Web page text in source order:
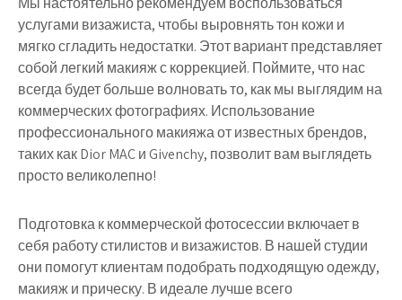
услугами визажиста, чтобы выровнять тон кожи и
мягко сгладить недостатки. Этот вариант представляет
собой легкий макияж с коррекцией. Поймите, что нас
всегда будет больше волновать то, как мы выглядим на
коммерческих фотографиях. Использование
профессионального макияжа от известных брендов,
таких как Dior MAC и Givenchy, позволит вам выглядеть
просто великолепно!
Подготовка к коммерческой фотосессии включает в
себя работу стилистов и визажистов. В нашей студии
они помогут клиентам подобрать подходящую одежду,
макияж и прическу. В идеале лучше всего